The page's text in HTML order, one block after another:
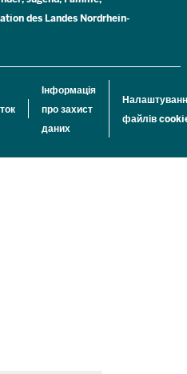
Інформація
про захист
даних
файлів
des Landes Nordrhein-